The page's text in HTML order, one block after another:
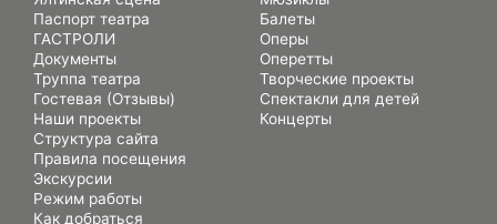
Паспорт театра
ГАСТРОЛИ
Документы
Труппа театра
Гостевая (Отзывы)
Наши проекты
Структура сайта
Правила посещения
Экскурсии
Режим работы
Как добраться
Балеты
Оперы
Оперетты
Творческие проекты
Спектакли для детей
Концерты